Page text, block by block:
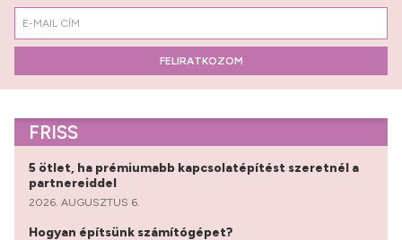
FELIRATKOZOM
FRISS
5 ötlet, ha prémiumabb kapcsolatépítést szeretnél a
partnereiddel
2026. AUGUSZTUS 6.
Hogyan építsünk számítógépet?